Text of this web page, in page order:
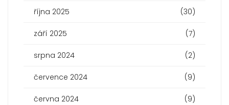
října 2025 (30)
září 2025 (7)
srpna 2024 (2)
července 2024 (9)
června 2024 (9)